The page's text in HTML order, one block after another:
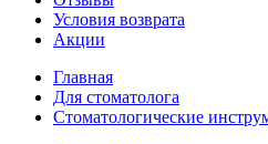
Условия возврата
Акции
Главная
Для стоматолога
Стоматологические